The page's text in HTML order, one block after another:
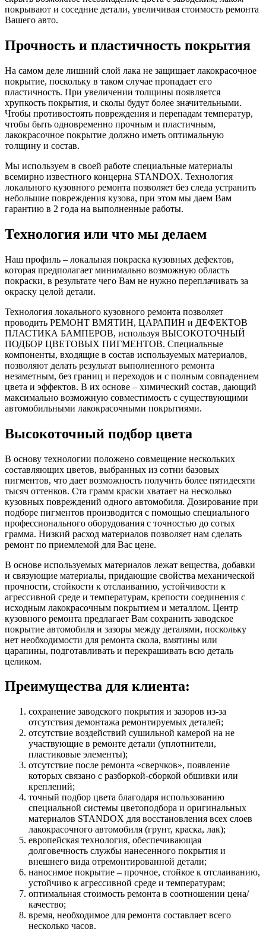
покрывают и соседние детали, увеличивая стоимость ремонта
Вашего авто.
Прочность и пластичность покрытия
На самом деле лишний слой лака не защищает лакокрасочное
покрытие, поскольку в таком случае пропадает его
пластичность. При увеличении толщины появляется
хрупкость покрытия, и сколы будут более значительными.
Чтобы противостоять повреждения и перепадам температур,
чтобы быть одновременно прочным и пластичным,
лакокрасочное покрытие должно иметь оптимальную
толщину и состав.
Мы используем в своей работе специальные материалы
всемирно известного концерна STANDOX. Технология
локального кузовного ремонта позволяет без следа устранить
небольшие повреждения кузова, при этом мы даем Вам
гарантию в 2 года на выполненные работы.
Технология или что мы делаем
Наш профиль – локальная покраска кузовных дефектов,
которая предполагает минимально возможную область
покраски, в результате чего Вам не нужно переплачивать за
окраску целой детали.
Технология локального кузовного ремонта позволяет
проводить РЕМОНТ ВМЯТИН, ЦАРАПИН и ДЕФЕКТОВ
ПЛАСТИКА БАМПЕРОВ, используя ВЫСОКОТОЧНЫЙ
ПОДБОР ЦВЕТОВЫХ ПИГМЕНТОВ. Специальные
компоненты, входящие в состав используемых материалов,
позволяют делать результат выполненного ремонта
незаметным, без границ и переходов и с полным совпадением
цвета и эффектов. В их основе – химический состав, дающий
максимально возможную совместимость с существующими
автомобильными лакокрасочными покрытиями.
Высокоточный подбор цвета
В основу технологии положено совмещение нескольких
составляющих цветов, выбранных из сотни базовых
пигментов, что дает возможность получить более пятидесяти
тысяч оттенков. Ста грамм краски хватает на несколько
кузовных повреждений одного автомобиля. Дозирование при
подборе пигментов производится с помощью специального
профессионального оборудования с точностью до сотых
грамма. Низкий расход материалов позволяет нам сделать
ремонт по приемлемой для Вас цене.
В основе используемых материалов лежат вещества, добавки
и связующие материалы, придающие свойства механической
прочности, стойкости к отслаиванию, устойчивости к
агрессивной среде и температурам, крепости соединения с
исходным лакокрасочным покрытием и металлом. Центр
кузовного ремонта предлагает Вам сохранить заводское
покрытие автомобиля и зазоры между деталями, поскольку
нет необходимости для ремонта скола, вмятины или
царапины, подготавливать и перекрашивать всю деталь
целиком.
Преимущества для клиента:
сохранение заводского покрытия и зазоров из-за
отсутствия демонтажа ремонтируемых деталей;
отсутствие воздействий сушильной камерой на не
участвующие в ремонте детали (уплотнители,
пластиковые элементы);
отсутствие после ремонта «сверчков», появление
которых связано с разборкой-сборкой обшивки или
креплений;
точный подбор цвета благодаря использованию
специальной системы цветоподбора и оригинальных
материалов STANDOX для восстановления всех слоев
лакокрасочного автомобиля (грунт, краска, лак);
европейская технология, обеспечивающая
долговечность службы нанесенного покрытия и
внешнего вида отремонтированной детали;
наносимое покрытие – прочное, стойкое к отслаиванию,
устойчиво к агрессивной среде и температурам;
оптимальная стоимость ремонта в соотношении цена/
качество;
время, необходимое для ремонта составляет всего
несколько часов.